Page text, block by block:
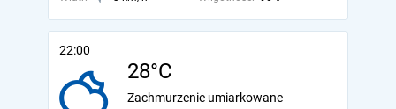
22:00
28°C
Zachmurzenie umiarkowane